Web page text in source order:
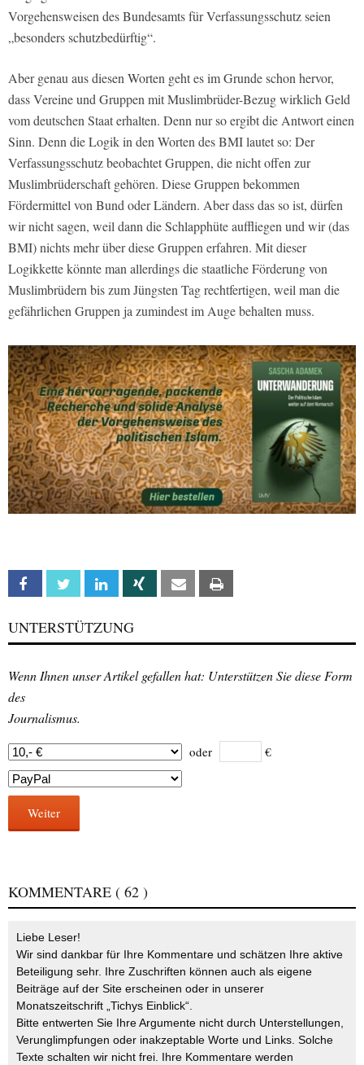
Vorgehensweisen des Bundesamts für Verfassungsschutz seien
„besonders schutzbedürftig“.
Aber genau aus diesen Worten geht es im Grunde schon hervor,
dass Vereine und Gruppen mit Muslimbrüder-Bezug wirklich Geld
vom deutschen Staat erhalten. Denn nur so ergibt die Antwort einen
Sinn. Denn die Logik in den Worten des BMI lautet so: Der
Verfassungsschutz beobachtet Gruppen, die nicht offen zur
Muslimbrüderschaft gehören. Diese Gruppen bekommen
Fördermittel von Bund oder Ländern. Aber dass das so ist, dürfen
wir nicht sagen, weil dann die Schlapphüte auffliegen und wir (das
BMI) nichts mehr über diese Gruppen erfahren. Mit dieser
Logikkette könnte man allerdings die staatliche Förderung von
Muslimbrüdern bis zum Jüngsten Tag rechtfertigen, weil man die
gefährlichen Gruppen ja zumindest im Auge behalten muss.
Facebook Twitter Linkedin Xing Email
UNTERSTÜTZUNG
Wenn Ihnen unser Artikel gefallen hat: Unterstützen Sie diese Form
des
Journalismus.
oder €
Weiter
KOMMENTARE ( 62 )
Liebe Leser!
Wir sind dankbar für Ihre Kommentare und schätzen Ihre aktive
Beteiligung sehr. Ihre Zuschriften können auch als eigene
Beiträge auf der Site erscheinen oder in unserer
Monatszeitschrift „Tichys Einblick“.
Bitte entwerten Sie Ihre Argumente nicht durch Unterstellungen,
Verunglimpfungen oder inakzeptable Worte und Links. Solche
Texte schalten wir nicht frei. Ihre Kommentare werden